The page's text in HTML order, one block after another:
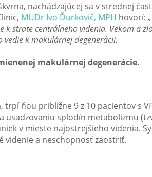
nachádzajúcej sa v strednej
MUDr Ivo Ďurkovič, MPH hovorí:
k strate centrálneho videnia. Vekom a
k makulárnej degenerácii.
makulárnej degenerácie.
ňou približne 9 z 10 pacientov s
usadzovaniu splodín metabolizmu
v mieste najostrejšieho videnia.
videnie a neschopnosť zaostriť.